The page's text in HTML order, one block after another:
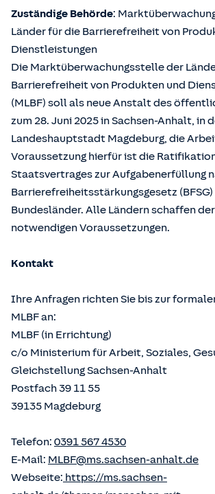
Zuständige Behörde:
Länder für die Barrierefreiheit von
Dienstleistungen
Die Marktüberwachungsstelle der
Barrierefreiheit von Produkten und
(MLBF) soll als neue Anstalt des
zum 28. Juni 2025 in Sachsen-Anhalt, in
Landeshauptstadt Magdeburg, die
Voraussetzung hierfür ist die
Staatsvertrages zur Aufgabenerfüllung
Barrierefreiheitsstärkungsgesetz
Bundesländer. Alle Ländern schaffen
notwendigen Voraussetzungen.
Kontakt
Ihre Anfragen richten Sie bis zur
MLBF an:
MLBF (in Errichtung)
c/o Ministerium für Arbeit, Soziales,
Gleichstellung Sachsen-Anhalt
Postfach 39 11 55
39135 Magdeburg
Telefon: 0391 567 4530
E-Mail: MLBF@ms.sachsen-anhalt.de
Webseite: https://ms.sachsen-